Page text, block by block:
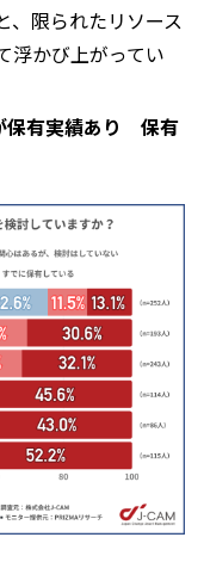
、限られたリソース
浮かび上がってい
保有実績あり 保有